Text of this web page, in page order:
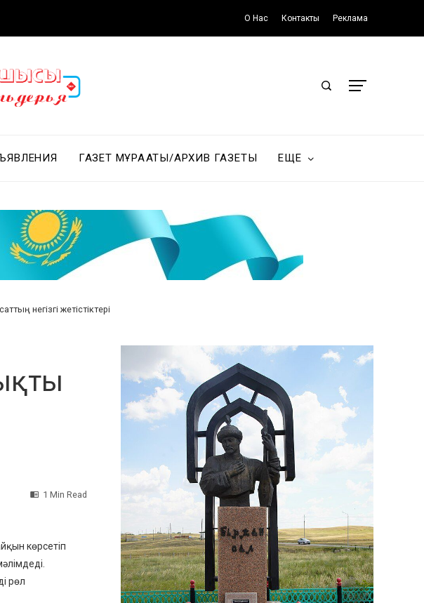
О Нас Контакты Реклама
ГАЗЕТ МҰРАҒАТЫ/АРХИВ ГАЗЕТЫ ЕЩЕ
негізгі жетістіктері
1 Min Read
көрсетіп
рөл